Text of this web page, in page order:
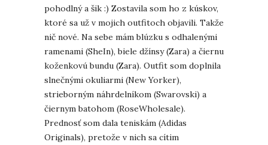
pohodlný a šik :) Zostavila som ho z kúskov,
ktoré sa už v mojich outfitoch objavili. Takže
nič nové. Na sebe mám blúzku s odhalenými
ramenami (SheIn), biele džínsy (Zara) a čiernu
koženkovú bundu (Zara). Outfit som doplnila
slnečnými okuliarmi (New Yorker),
strieborným náhrdelníkom (Swarovski) a
čiernym batohom (RoseWholesale).
Prednosť som dala teniskám (Adidas
Originals), pretože v nich sa cítim